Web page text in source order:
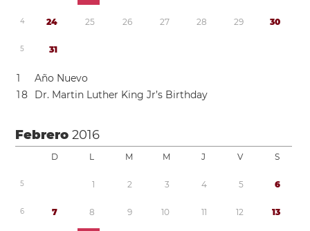
4 24 25 26 27 28 29 30
5 31
1
Año Nuevo
18 Dr. Martin Luther King Jr’s Birthday
Febrero2016
D L M M J V S
5 1 2 3 4 5 6
6 7 8 9 10 11 12 13